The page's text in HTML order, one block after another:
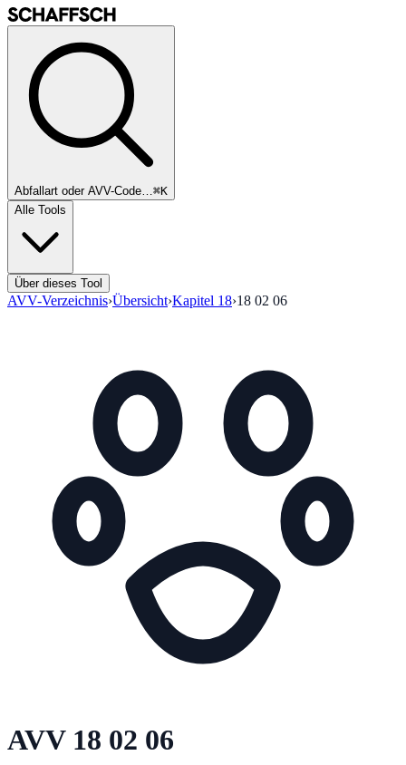
Abfallart oder AVV-Code…⌘K
Alle Tools
Über dieses Tool
AVV-Verzeichnis›Übersicht›Kapitel 18›18 02 06
AVV 18 02 06